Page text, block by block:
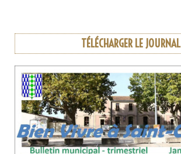
TÉLÉCHARGER LE JOURNAL